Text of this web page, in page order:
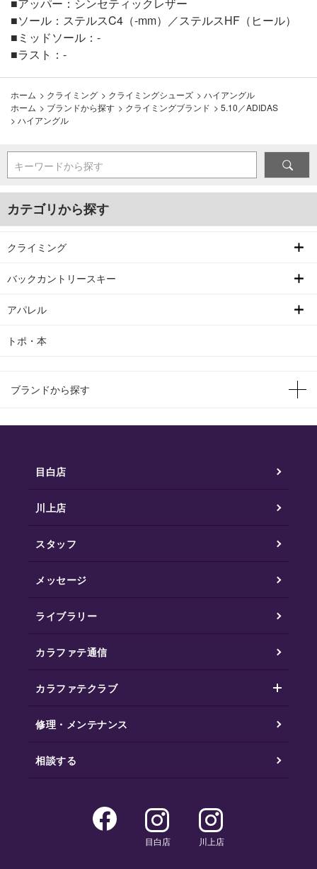
■ソール：ステルスC4（-mm）／ステルスHF（ヒール）
■ミッドソール：-
■ラスト：-
ホーム > クライミング > クライミングシューズ > ハイアングル
ホーム > ブランドから探す > クライミングブランド > 5.10／ADIDAS
> ハイアングル
キーワードから探す
カテゴリから探す
クライミング
バックカントリースキー
アパレル
トポ・本
ブランドから探す
目白店
川上店
スタッフ
メッセージ
ライブラリー
カラファテ通信
カラファテクラブ
修理・メンテナンス
相談する
目白店 川上店